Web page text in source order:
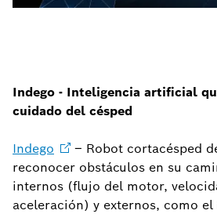
Indego - Inteligencia artificial
cuidado del césped
Indego
– Robot cortacésped
reconocer obstáculos en su
internos (flujo del motor,
aceleración) y externos, como